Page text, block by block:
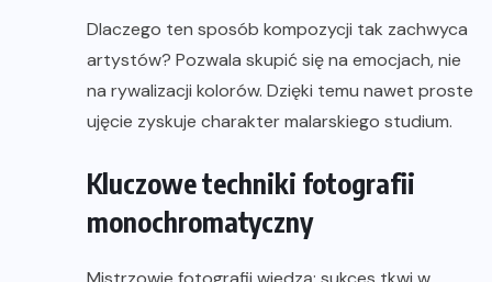
Dlaczego ten sposób kompozycji tak zachwyca
artystów? Pozwala skupić się na emocjach, nie
na rywalizacji kolorów. Dzięki temu nawet proste
ujęcie zyskuje charakter malarskiego studium.
Kluczowe techniki fotografii
monochromatyczny